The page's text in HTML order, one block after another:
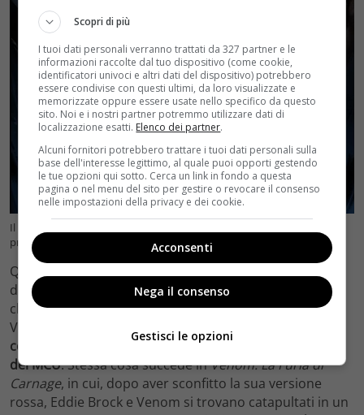
Il Venom di Tom Hardy potrebbe intervenire in Spiderman 4 – fonte:
profilo Instagram di Sony Pictures – velvetcinema.it
Quando in
dell’Uomo Ragno si sono incrociati nessuno pensava
che sarebbe comparso anche Tom Hardy con il suo
Venom, eppure eccolo lì,
nella scena dopo i titoli di
cosa, che lascia una goccia di simbionte nell’universo
del MCU. Stessa cosa succede inVenom: La Furia di
Carnage, in cui, dopo aver sconfitto la sua versione
rossa, Eddie Brock e Venom si trovano catapultati in un
Scopri di più
I tuoi dati personali verranno trattati da 327 partner e le
informazioni raccolte dal tuo dispositivo (come cookie,
identificatori univoci e altri dati del dispositivo) potrebbero
essere condivise con questi ultimi, da loro visualizzate e
memorizzate oppure essere usate nello specifico da questo
sito. Noi e i nostri partner potremmo utilizzare dati di
localizzazione esatti. Elenco dei partner.
Alcuni fornitori potrebbero trattare i tuoi dati personali sulla
base dell'interesse legittimo, al quale puoi opporti gestendo
le tue opzioni qui sotto. Cerca un link in fondo a questa
pagina o nel menu del sito per gestire o revocare il consenso
nelle impostazioni della privacy e dei cookie.
Acconsenti
Nega il consenso
Gestisci le opzioni